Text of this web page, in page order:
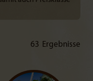
63 Ergebnisse